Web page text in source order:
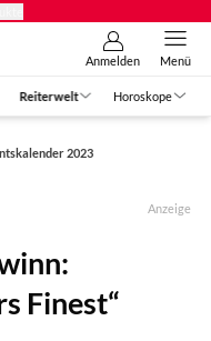
Anmelden Menü
Reiterwelt Horoskope
2023
Anzeige
Finest“